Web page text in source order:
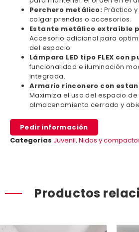
Perchero metálico: Práctico
colgar prendas o accesorios.
Estante metálico extraíble
Accesorio adicional para
del espacio.
Lámpara LED tipo FLEX con
funcionalidad e iluminación
integrada.
Armario rinconero con
Maximiza el uso del espacio
almacenamiento cerrado y
Pedir información
Categorías Juvenil, Nidos y
Productos